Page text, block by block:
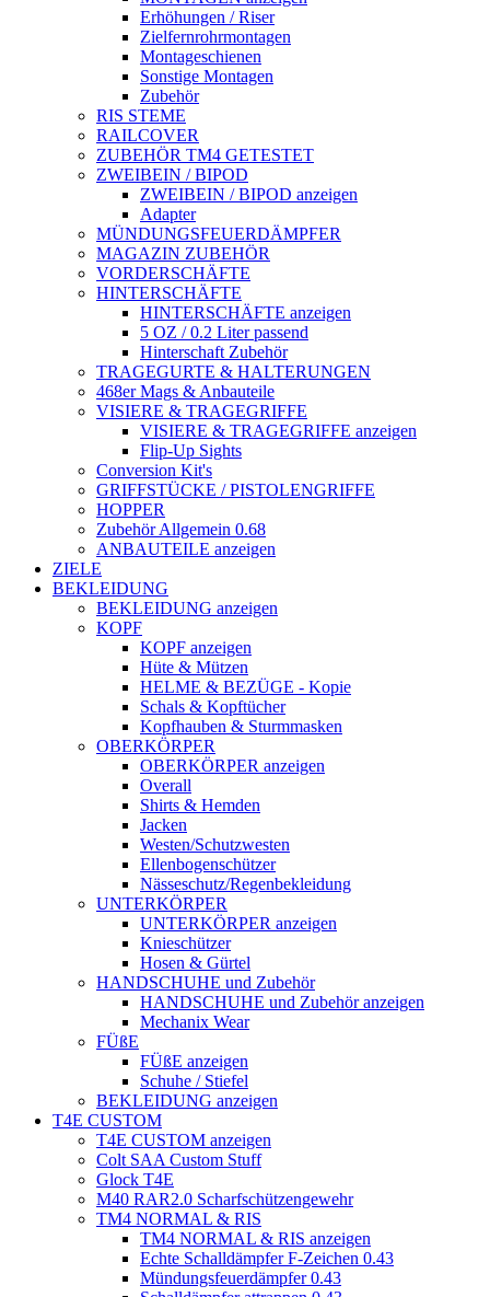
Erhöhungen / Riser
Zielfernrohrmontagen
Montageschienen
Sonstige Montagen
Zubehör
RIS STEME
RAILCOVER
ZUBEHÖR TM4 GETESTET
ZWEIBEIN / BIPOD
ZWEIBEIN / BIPOD anzeigen
Adapter
MÜNDUNGSFEUERDÄMPFER
MAGAZIN ZUBEHÖR
VORDERSCHÄFTE
HINTERSCHÄFTE
HINTERSCHÄFTE anzeigen
5 OZ / 0.2 Liter passend
Hinterschaft Zubehör
TRAGEGURTE & HALTERUNGEN
468er Mags & Anbauteile
VISIERE & TRAGEGRIFFE
VISIERE & TRAGEGRIFFE anzeigen
Flip-Up Sights
Conversion Kit's
GRIFFSTÜCKE / PISTOLENGRIFFE
HOPPER
Zubehör Allgemein 0.68
ANBAUTEILE anzeigen
ZIELE
BEKLEIDUNG
BEKLEIDUNG anzeigen
KOPF
KOPF anzeigen
Hüte & Mützen
HELME & BEZÜGE - Kopie
Schals & Kopftücher
Kopfhauben & Sturmmasken
OBERKÖRPER
OBERKÖRPER anzeigen
Overall
Shirts & Hemden
Jacken
Westen/Schutzwesten
Ellenbogenschützer
Nässeschutz/Regenbekleidung
UNTERKÖRPER
UNTERKÖRPER anzeigen
Knieschützer
Hosen & Gürtel
HANDSCHUHE und Zubehör
HANDSCHUHE und Zubehör anzeigen
Mechanix Wear
FÜßE
FÜßE anzeigen
Schuhe / Stiefel
BEKLEIDUNG anzeigen
T4E CUSTOM
T4E CUSTOM anzeigen
Colt SAA Custom Stuff
Glock T4E
M40 RAR2.0 Scharfschützengewehr
TM4 NORMAL & RIS
TM4 NORMAL & RIS anzeigen
Echte Schalldämpfer F-Zeichen 0.43
Mündungsfeuerdämpfer 0.43